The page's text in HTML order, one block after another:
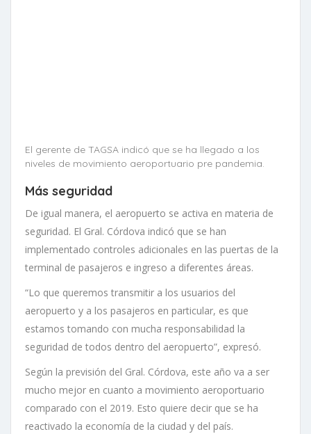
El gerente de TAGSA indicó que se ha llegado a los
niveles de movimiento aeroportuario pre pandemia.
Más seguridad
De igual manera, el aeropuerto se activa en materia de
seguridad. El Gral. Córdova indicó que se han
implementado controles adicionales en las puertas de la
terminal de pasajeros e ingreso a diferentes áreas.
“Lo que queremos transmitir a los usuarios del
aeropuerto y a los pasajeros en particular, es que
estamos tomando con mucha responsabilidad la
seguridad de todos dentro del aeropuerto”, expresó.
Según la previsión del Gral. Córdova, este año va a ser
mucho mejor en cuanto a movimiento aeroportuario
comparado con el 2019. Esto quiere decir que se ha
reactivado la economía de la ciudad y del país.